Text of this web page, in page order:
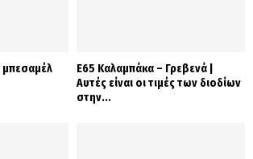
μπεσαμέλ
Ε65 Καλαμπάκα – Γρεβενά |
Αυτές είναι οι τιμές των διοδίων
στην...